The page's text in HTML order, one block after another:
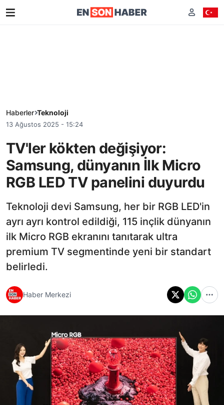
Haberler Teknoloji
13 Ağustos 2025 - 15:24
TV'ler kökten değişiyor:
Samsung, dünyanın İlk Micro
RGB LED TV panelini duyurdu
Teknoloji devi Samsung, her bir RGB LED'in
ayrı ayrı kontrol edildiği, 115 inçlik dünyanın
ilk Micro RGB ekranını tanıtarak ultra
premium TV segmentinde yeni bir standart
belirledi.
Haber Merkezi